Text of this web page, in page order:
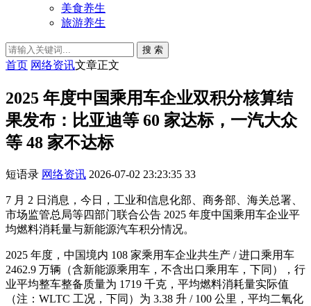
美食养生
旅游养生
搜 索
首页 网络资讯文章正文
2025 年度中国乘用车企业双积分核算结
果发布：比亚迪等 60 家达标，一汽大众
等 48 家不达标
短语录 网络资讯 2026-07-02 23:23:35 33
7 月 2 日消息，今日，工业和信息化部、商务部、海关总署、
市场监管总局等四部门联合公告 2025 年度中国乘用车企业平
均燃料消耗量与新能源汽车积分情况。
2025 年度，中国境内 108 家乘用车企业共生产 / 进口乘用车
2462.9 万辆（含新能源乘用车，不含出口乘用车，下同），行
业平均整车整备质量为 1719 千克，平均燃料消耗量实际值
（注：WLTC 工况，下同）为 3.38 升 / 100 公里，平均二氧化